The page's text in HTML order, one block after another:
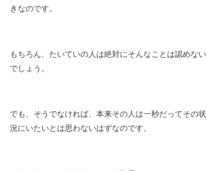
きなのです。
もちろん、たいていの人は絶対にそんなことは認めない
でしょう。
でも、そうでなければ、本来その人は一秒だってその状
況にいたいとは思わないはずなのです。